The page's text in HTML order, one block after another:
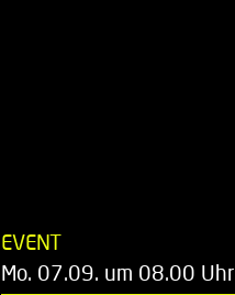
EVENT
Mo. 07.09. um 08.00 Uhr